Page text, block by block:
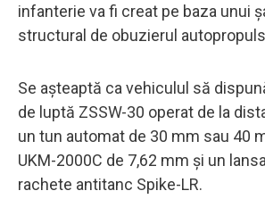
infanterie va fi creat pe baza unui
structural de obuzierul
Se așteaptă ca vehiculul să
de luptă ZSSW-30 operat de la
un tun automat de 30 mm sau 40
UKM-2000C de 7,62 mm și un
rachete antitanc Spike-LR.